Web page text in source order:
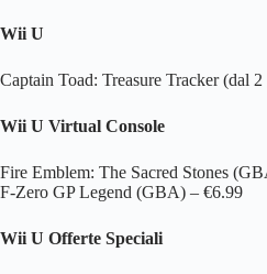
Wii U
Captain Toad: Treasure Tracker (dal
Wii U Virtual Console
Fire Emblem: The Sacred Stones
F-Zero GP Legend (GBA) – €6.99
Wii U Offerte Speciali